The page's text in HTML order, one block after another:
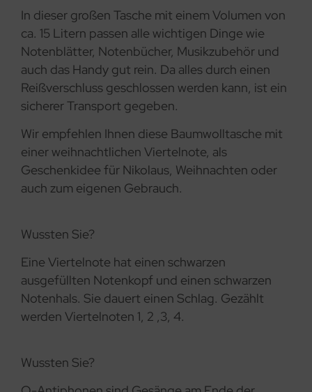
In dieser großen Tasche mit einem Volumen von
ca. 15 Litern passen alle wichtigen Dinge wie
Notenblätter, Notenbücher, Musikzubehör und
auch das Handy gut rein. Da alles durch einen
Reißverschluss geschlossen werden kann, ist ein
sicherer Transport gegeben.
Wir empfehlen Ihnen diese Baumwolltasche mit
einer weihnachtlichen Viertelnote, als
Geschenkidee für Nikolaus, Weihnachten oder
auch zum eigenen Gebrauch.
Wussten Sie?
Eine Viertelnote hat einen schwarzen
ausgefüllten Notenkopf und einen schwarzen
Notenhals. Sie dauert einen Schlag. Gezählt
werden Viertelnoten 1, 2 ,3, 4.
Wussten Sie?